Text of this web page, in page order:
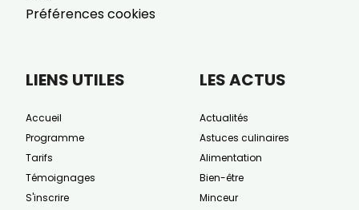
Préférences cookies
LIENS UTILES
Accueil
Programme
Tarifs
Témoignages
S'inscrire
LES ACTUS
Actualités
Astuces culinaires
Alimentation
Bien-être
Minceur